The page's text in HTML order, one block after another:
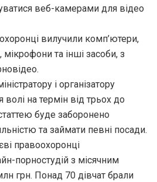
веб-камерами для відео
вилучили комп’ютери,
та інші засоби, з
і організатору
на термін від трьох до
буде заборонено
та займати певні посади.
правоохоронці
порностудій з місячним
грн. Понад 70 дівчат брали